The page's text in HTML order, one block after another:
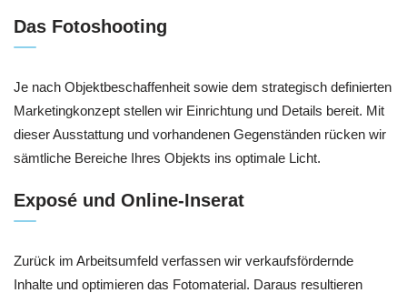
Das Fotoshooting
Je nach Objektbeschaffenheit sowie dem strategisch definierten
Marketingkonzept stellen wir Einrichtung und Details bereit. Mit
dieser Ausstattung und vorhandenen Gegenständen rücken wir
sämtliche Bereiche Ihres Objekts ins optimale Licht.
Exposé und Online-Inserat
Zurück im Arbeitsumfeld verfassen wir verkaufsfördernde
Inhalte und optimieren das Fotomaterial. Daraus resultieren